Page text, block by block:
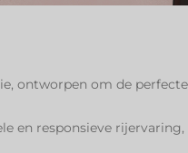
ontworpen om de
en responsieve